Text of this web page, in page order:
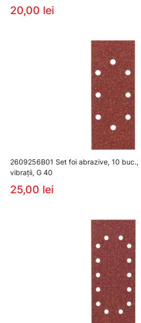
20,00 lei
2609256B01 Set foi abrazive, 10 buc.,
vibraţii, G 40
25,00 lei